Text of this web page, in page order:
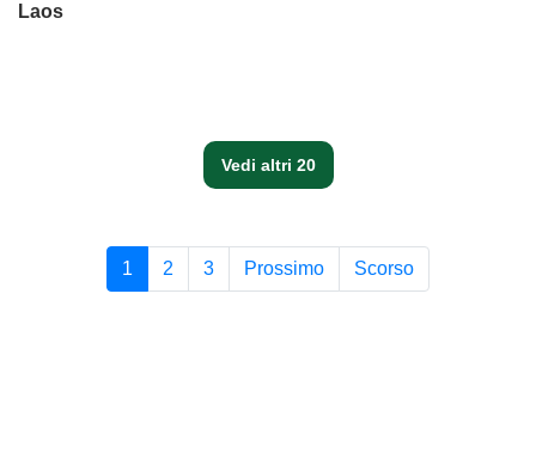
Laos
Vedi altri 20
1 2 3 Prossimo Scorso